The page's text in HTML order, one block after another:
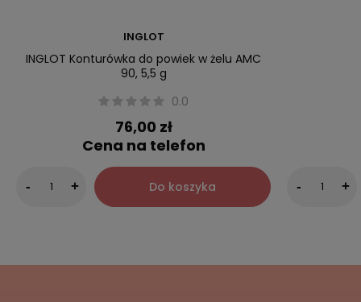
INGLOT
INGLOT Konturówka do powiek w żelu AMC
90, 5,5 g
0.0
76,00 zł
Cena na telefon
- + Do koszyka - +